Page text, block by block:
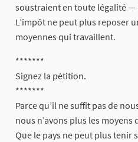
soustraient en toute légalité —
L’impôt ne peut plus reposer
moyennes qui travaillent.
*******
Signez la pétition.
*******
Parce qu’il ne suffit pas de
nous n’avons plus les moyens
Que le pays ne peut plus tenir